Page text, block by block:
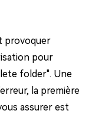
provoquer
pour
folder". Une
la première
assurer est